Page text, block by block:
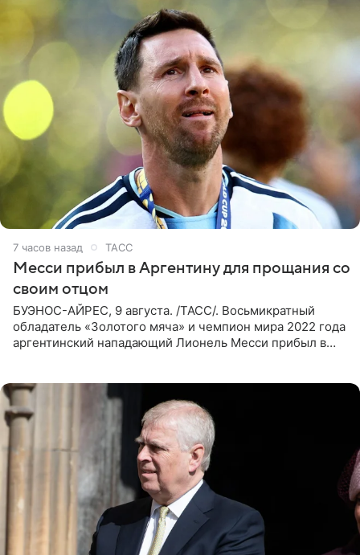
7 часов назад ТАСС
Месси прибыл в Аргентину для прощания со
своим отцом
БУЭНОС-АЙРЕС, 9 августа. /ТАСС/. Восьмикратный
обладатель «Золотого мяча» и чемпион мира 2022 года
аргентинский нападающий Лионель Месси прибыл в